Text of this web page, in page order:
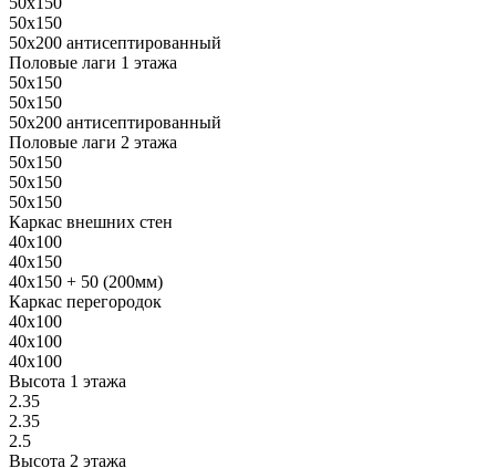
50х150
50х200 антисептированный
Половые лаги 1 этажа
50х150
50х150
50х200 антисептированный
Половые лаги 2 этажа
50х150
50х150
50х150
Каркас внешних стен
40х100
40х150
40х150 + 50 (200мм)
Каркас перегородок
40х100
40х100
40х100
Высота 1 этажа
2.35
2.35
2.5
Высота 2 этажа